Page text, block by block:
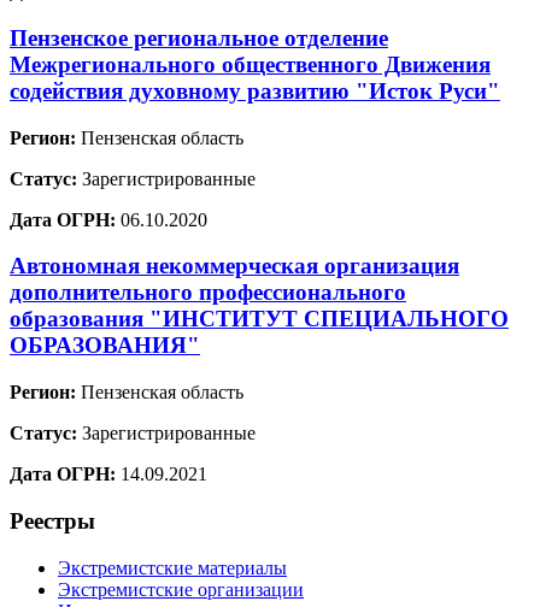
Пензенское региональное отделение
Межрегионального общественного Движения
содействия духовному развитию "Исток Руси"
Регион: Пензенская область
Статус: Зарегистрированные
Дата ОГРН: 06.10.2020
Автономная некоммерческая организация
дополнительного профессионального
образования "ИНСТИТУТ СПЕЦИАЛЬНОГО
ОБРАЗОВАНИЯ"
Регион: Пензенская область
Статус: Зарегистрированные
Дата ОГРН: 14.09.2021
Реестры
Экстремистские материалы
Экстремистские организации